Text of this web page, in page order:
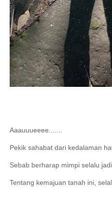
Aaauuueeee.......
Pekik sahabat dari kedalaman
Sebab berharap mimpi selalu
Tentang kemajuan tanah ini,